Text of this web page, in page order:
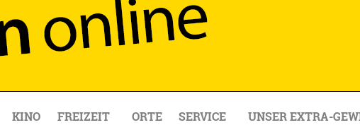
KINO FREIZEIT ORTE SERVICE UNSER EXTRA-